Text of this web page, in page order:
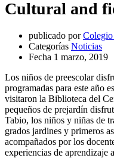
Cultural and
publicado por
Categorías Noticias
Fecha 1 marzo, 2019
Los niños de preescolar
programadas para este año
visitaron la Biblioteca del
pequeños de prejardín
Tabio, los niños y niñas de
grados jardines y primeros
acompañados por los
experiencias de aprendizaje